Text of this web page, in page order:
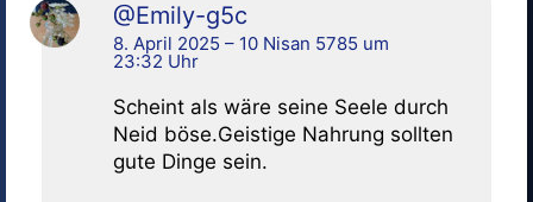
@Emily-g5c
8. April 2025 – 10 Nisan 5785 um
23:32 Uhr
Scheint als wäre seine Seele durch
Neid böse.Geistige Nahrung sollten
gute Dinge sein.